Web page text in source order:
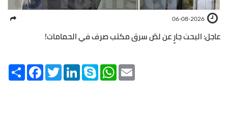
06-08-2026
عاجل: البحث جارٍ عن لصّ سرق مكتب صرف في الحمامات!
Share FacebookTwitterLinkedInSkype WhatsApp